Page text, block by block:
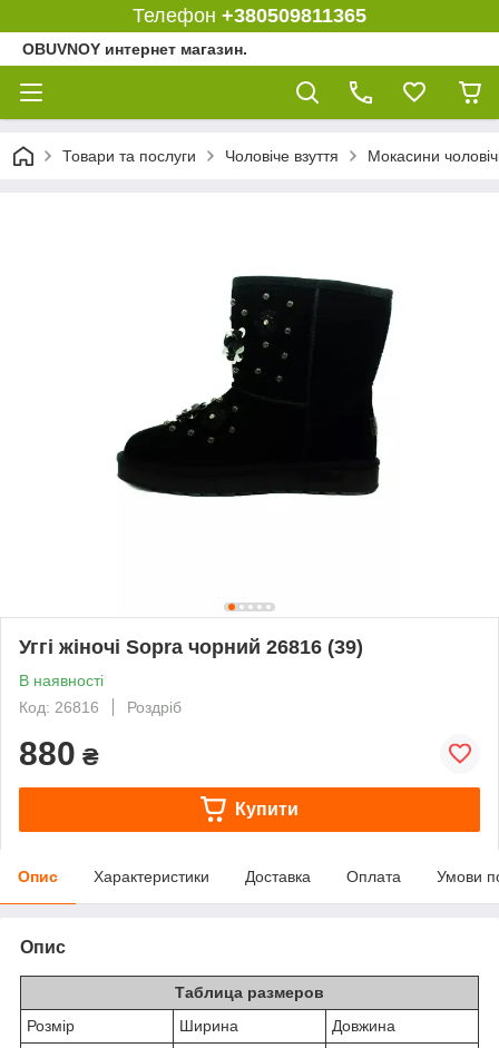
Телефон +380509811365
OBUVNOY интернет магазин.
Товари та послуги Чоловіче взуття Мокасини
Уггі жіночі Sopra чорний 26816 (39)
В наявності
Код: 26816
Роздріб
880 ₴
Купити
Опис Характеристики Доставка Оплата Умови
Опис
Таблица размеров
Розмiр
Ширина
Довжина